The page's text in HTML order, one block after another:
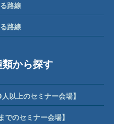
路線
路線
から探す
以上のセミナー会場】
のセミナー会場】